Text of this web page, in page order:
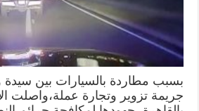
بسبب مطاردة بالسيارات بين
جريمة تزوير وتجارة عملة،واصلت